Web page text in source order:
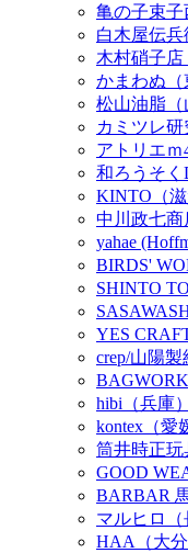
亀の子束子
白木屋伝兵
木村硝子店
かまわぬ（
松山油脂（
カミツレ研
アトリエｍ
和ろうそく
KINTO（滋
中川政七商
yahae
BIRDS'
SHINTO
YES
crep/山陽製
hibi（兵庫）
kontex（愛
筒井時正玩
GOOD
BARBAR
マルヒロ（
HAA（大分